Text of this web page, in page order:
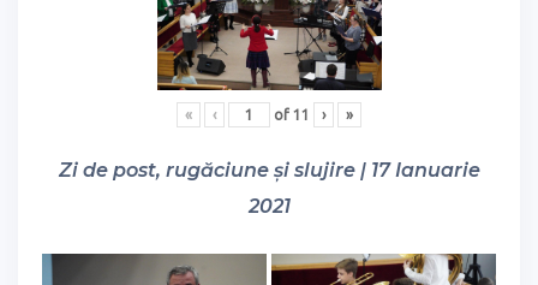
« ‹ of 11 › »
Zi de post, rugăciune și slujire | 17 Ianuarie
2021